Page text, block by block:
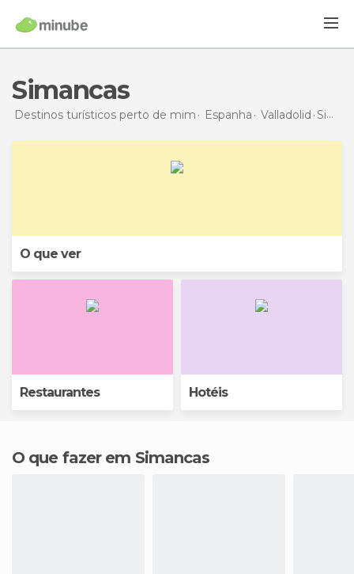
Simancas
Destinos turísticos perto de mim Espanha Valladolid Simancas
O que ver
Restaurantes Hotéis
O que fazer em Simancas